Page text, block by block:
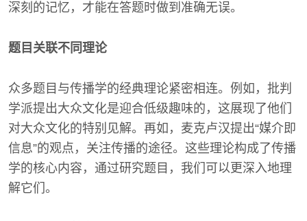
深刻的记忆，才能在答题时做到准确无误。
题目关联不同理论
众多题目与传播学的经典理论紧密相连。例如，批判
学派提出大众文化是迎合低级趣味的，这展现了他们
对大众文化的特别见解。再如，麦克卢汉提出“媒介即
信息”的观点，关注传播的途径。这些理论构成了传播
学的核心内容，通过研究题目，我们可以更深入地理
解它们。